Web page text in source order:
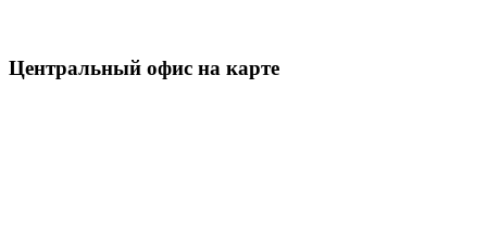
Центральный офис на карте